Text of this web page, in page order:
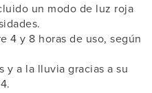
un modo de luz roja
4 y 8 horas de uso, según
y a la lluvia gracias a su